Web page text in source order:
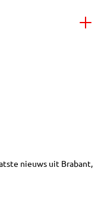
nieuws uit Brabant,